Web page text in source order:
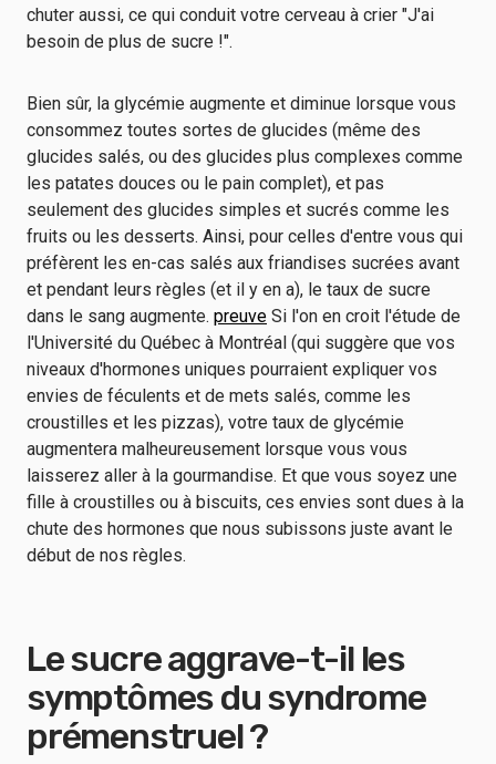
chuter aussi, ce qui conduit votre cerveau à crier "J'ai
besoin de plus de sucre !".
Bien sûr, la glycémie augmente et diminue lorsque vous
consommez toutes sortes de glucides (même des
glucides salés, ou des glucides plus complexes comme
les patates douces ou le pain complet), et pas
seulement des glucides simples et sucrés comme les
fruits ou les desserts. Ainsi, pour celles d'entre vous qui
préfèrent les en-cas salés aux friandises sucrées avant
et pendant leurs règles (et il y en a), le taux de sucre
dans le sang augmente. preuve Si l'on en croit l'étude de
l'Université du Québec à Montréal (qui suggère que vos
niveaux d'hormones uniques pourraient expliquer vos
envies de féculents et de mets salés, comme les
croustilles et les pizzas), votre taux de glycémie
augmentera malheureusement lorsque vous vous
laisserez aller à la gourmandise. Et que vous soyez une
fille à croustilles ou à biscuits, ces envies sont dues à la
chute des hormones que nous subissons juste avant le
début de nos règles.
Le sucre aggrave-t-il les
symptômes du syndrome
prémenstruel ?